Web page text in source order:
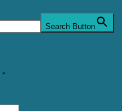
Search Button
*